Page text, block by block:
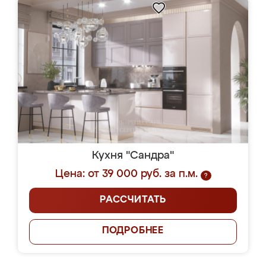
Кухня "Сандра"
Цена: от 39 000 руб. за п.м.
?
РАССЧИТАТЬ
ПОДРОБНЕЕ